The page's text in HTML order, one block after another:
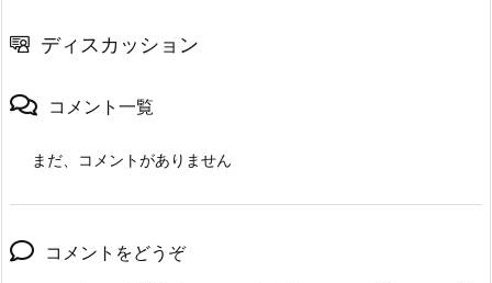
ディスカッション
コメント一覧
まだ、コメントがありません
コメントをどうぞ